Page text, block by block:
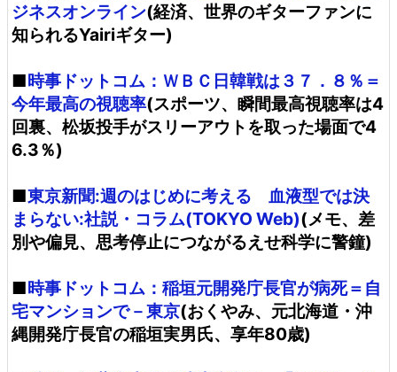
ジネスオンライン(経済、世界のギターファンに
知られるYairiギター)
■時事ドットコム：ＷＢＣ日韓戦は３７．８％＝
今年最高の視聴率(スポーツ、瞬間最高視聴率は4
回裏、松坂投手がスリーアウトを取った場面で4
6.3％)
■東京新聞:週のはじめに考える 血液型では決
まらない:社説・コラム(TOKYO Web)(メモ、差
別や偏見、思考停止につながるえせ科学に警鐘)
■時事ドットコム：稲垣元開発庁長官が病死＝自
宅マンションで－東京(おくやみ、元北海道・沖
縄開発庁長官の稲垣実男氏、享年80歳)